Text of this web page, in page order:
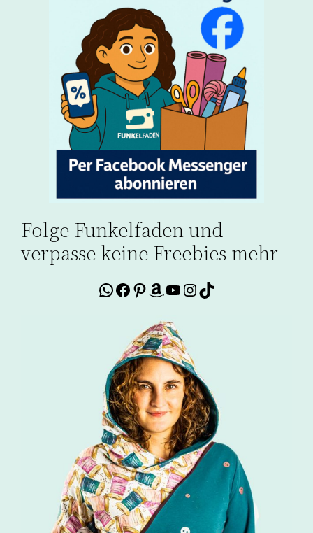
Folge Funkelfaden und
verpasse keine Freebies mehr
WhatsApp
Facebook
Pinterest
Amazon
YouTube
Instagram
TikTok